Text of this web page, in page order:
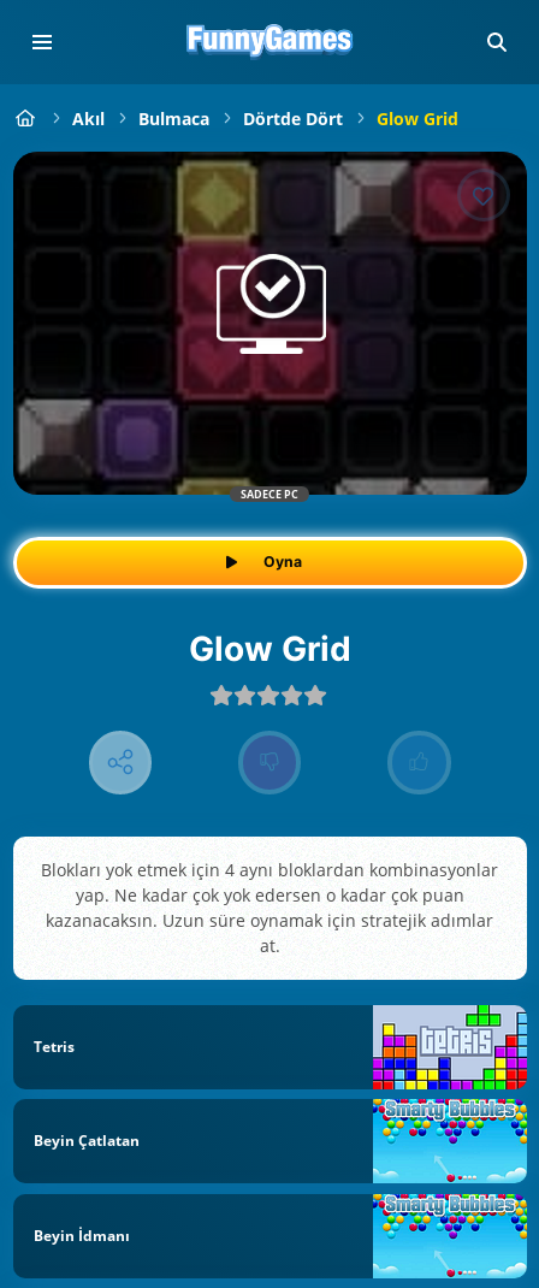
Akıl Bulmaca Dörtde Dört Glow Grid
SADECE PC
Oyna
Glow Grid
Blokları yok etmek için 4 aynı bloklardan kombinasyonlar
yap. Ne kadar çok yok edersen o kadar çok puan
kazanacaksın. Uzun süre oynamak için stratejik adımlar
at.
Tetris
Beyin Çatlatan
Beyin İdmanı